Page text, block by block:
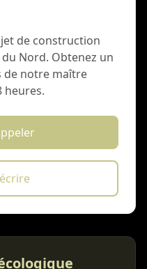
de construction
Nord. Obtenez un
de notre maître
heures.